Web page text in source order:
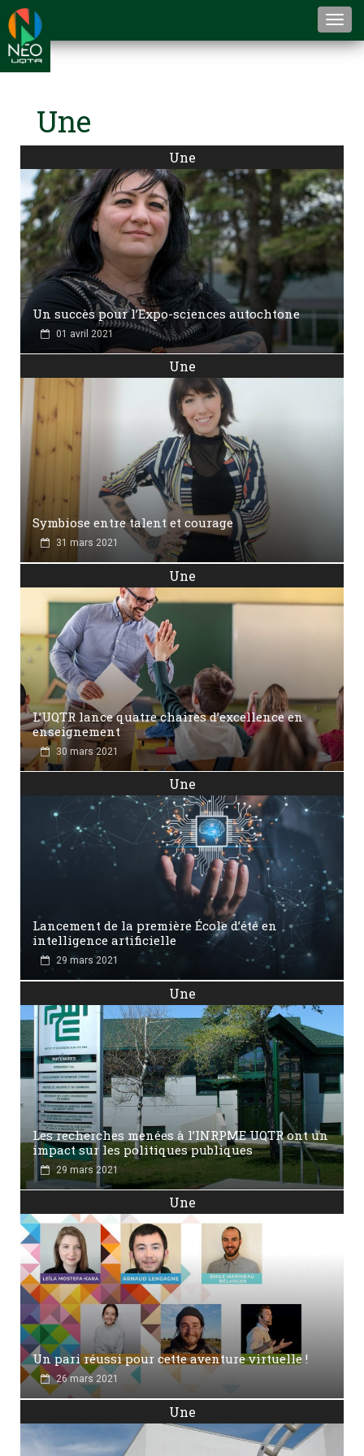
Une
Une
Un succès pour l’Expo-sciences autochtone
01 avril 2021
Une
Symbiose entre talent et courage
31 mars 2021
Une
L’UQTR lance quatre chaires d’excellence en
enseignement
30 mars 2021
Une
Lancement de la première École d’été en
intelligence artificielle
29 mars 2021
Une
Les recherches menées à l’INRPME UQTR ont un
impact sur les politiques publiques
29 mars 2021
Une
Un pari réussi pour cette aventure virtuelle !
26 mars 2021
Une